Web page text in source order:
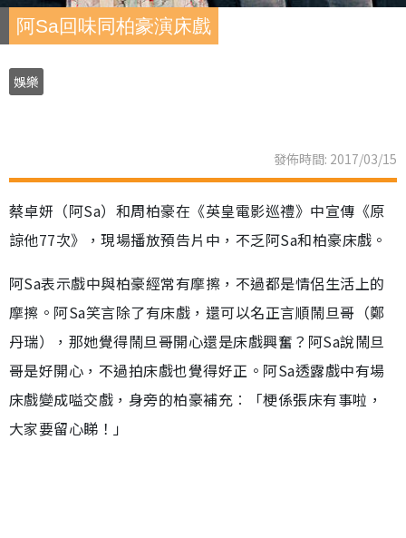
阿Sa回味同柏豪演床戲
娛樂
發佈時間: 2017/03/15
蔡卓妍（阿Sa）和周柏豪在《英皇電影巡禮》中宣傳《原
諒他77次》，現場播放預告片中，不乏阿Sa和柏豪床戲。
阿Sa表示戲中與柏豪經常有摩擦，不過都是情侶生活上的
摩擦。阿Sa笑言除了有床戲，還可以名正言順鬧旦哥（鄭
丹瑞），那她覺得鬧旦哥開心還是床戲興奮？阿Sa說鬧旦
哥是好開心，不過拍床戲也覺得好正。阿Sa透露戲中有場
床戲變成嗌交戲，身旁的柏豪補充︰「梗係張床有事啦，
大家要留心睇！」